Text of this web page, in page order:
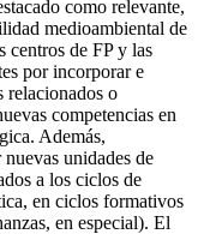
como relevante,
medioambiental de
centros de FP y las
por incorporar e
relacionados o
competencias en
Además,
unidades de
a los ciclos de
en ciclos formativos
en especial). El